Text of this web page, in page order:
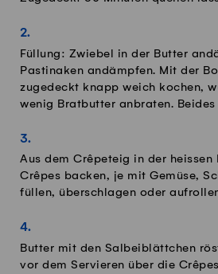
Füllung: Zwiebel in der Butter
Pastinaken andämpfen. Mit der
zugedeckt knapp weich kochen,
wenig Bratbutter anbraten.
Aus dem Crêpeteig in der
Crêpes backen, je mit Gemüse,
füllen, überschlagen oder
Butter mit den Salbeiblättchen
vor dem Servieren über die